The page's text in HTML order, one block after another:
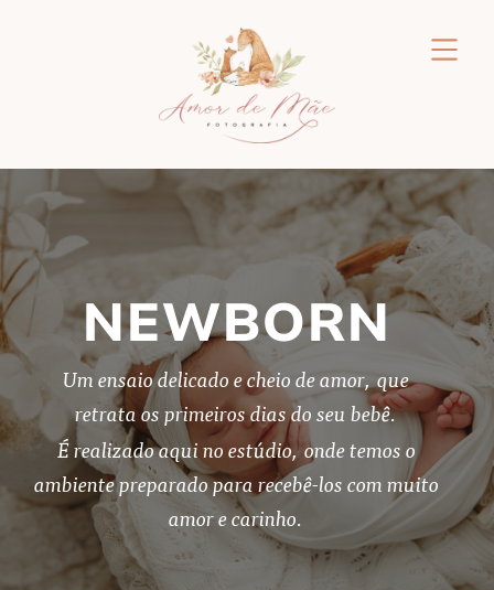
NEWBORN
Um ensaio delicado e cheio de amor, que
retrata os primeiros dias do seu bebê.
É realizado aqui no estúdio, onde temos o
ambiente preparado para recebê-los com muito
amor e carinho.